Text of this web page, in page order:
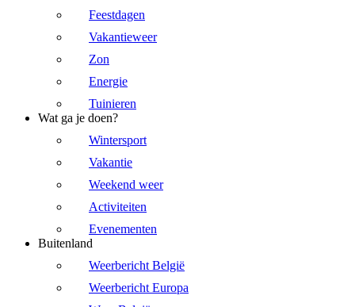
Feestdagen
Vakantieweer
Zon
Energie
Tuinieren
Wat ga je doen?
Wintersport
Vakantie
Weekend weer
Activiteiten
Evenementen
Buitenland
Weerbericht België
Weerbericht Europa